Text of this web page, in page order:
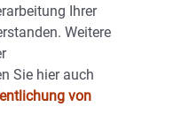
Ihrer
Weitere
Sie hier auch
von